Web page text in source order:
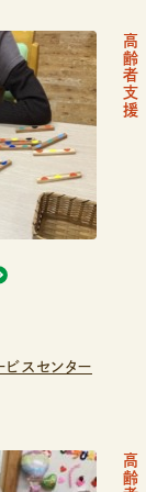
スセンター
高齢者支援